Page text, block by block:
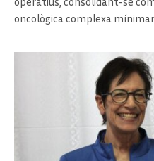
oncològica complexa